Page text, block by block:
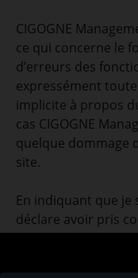
CIGOGNE
ce qui concerne le
d’erreurs des
expressément
implicite à propos
cas CIGOGNE
quelque dommage
site.
En indiquant que
déclare avoir pris
dessus et des